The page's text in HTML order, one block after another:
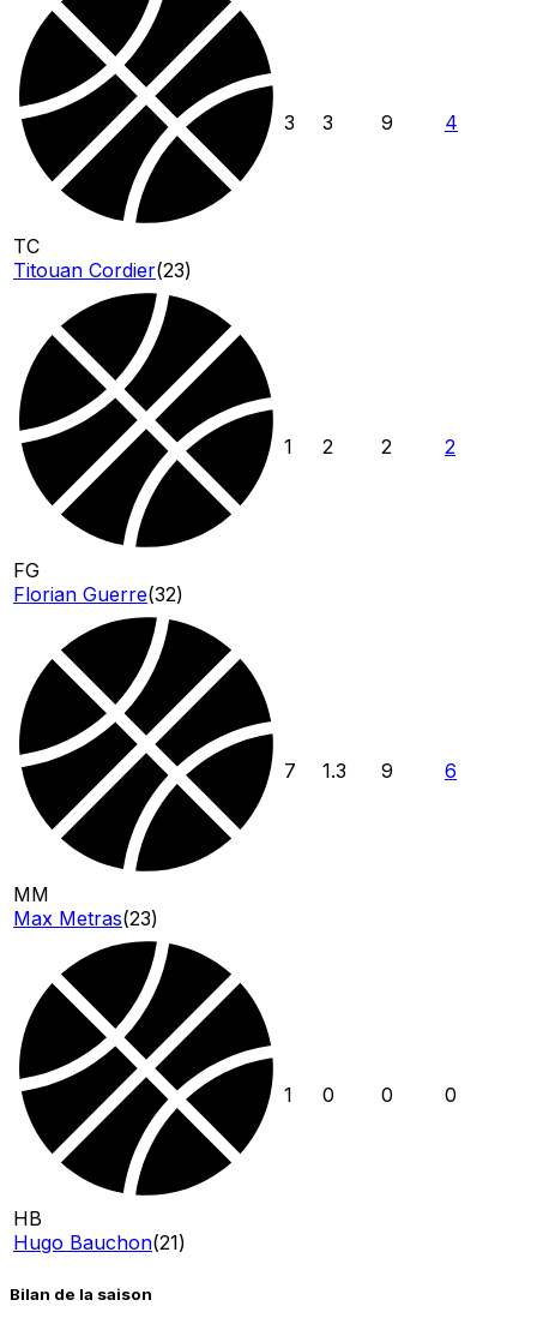
TC
Titouan Cordier(23)
3 3 9 4
FG
Florian Guerre(32)
1 2 2 2
MM
Max Metras(23)
7 1.3 9 6
HB
Hugo Bauchon(21)
1 0 0 0
Bilan de la saison